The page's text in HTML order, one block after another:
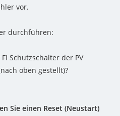
vor.
durchführen:
Schutzschalter der PV
oben gestellt)?
Sie einen Reset (Neustart)